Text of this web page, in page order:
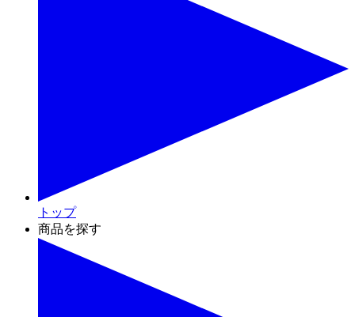
トップ
商品を探す